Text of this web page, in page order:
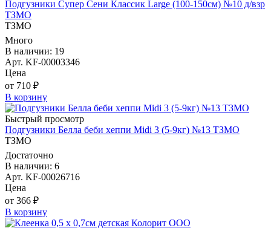
Подгузники Супер Сени Классик Large (100-150см) №10 д/взр
ТЗМО
ТЗМО
Много
В наличии: 19
Арт. KF-00003346
Цена
от 710 ₽
В корзину
Быстрый просмотр
Подгузники Белла беби хеппи Midi 3 (5-9кг) №13 ТЗМО
ТЗМО
Достаточно
В наличии: 6
Арт. KF-00026716
Цена
от 366 ₽
В корзину